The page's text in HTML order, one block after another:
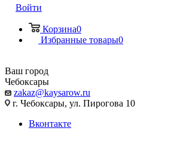
Войти
Корзина0
Избранные товары0
Ваш город
Чебоксары
zakaz@kaysarow.ru
г. Чебоксары, ул. Пирогова 10
Вконтакте